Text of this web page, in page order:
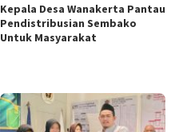
Kepala Desa Wanakerta Pantau
Pendistribusian Sembako
Untuk Masyarakat